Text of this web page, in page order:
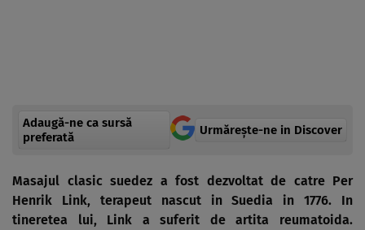
Adaugă-ne ca sursă
preferată
Urmărește-ne in Discover
Masajul clasic suedez a fost dezvoltat de catre Per
Henrik Link, terapeut nascut in Suedia in 1776. In
tineretea lui, Link a suferit de artita reumatoida.